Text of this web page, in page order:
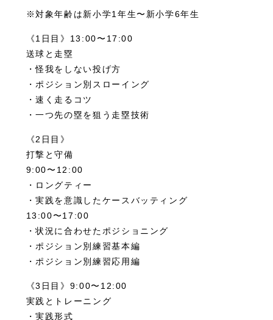
※対象年齢は新小学1年生〜新小学6年生
《1日目》13:00〜17:00
送球と走塁
・怪我をしない投げ方
・ポジション別スローイング
・速く走るコツ
・一つ先の塁を狙う走塁技術
《2日目》
打撃と守備
9:00〜12:00
・ロングティー
・実践を意識したケースバッティング
13:00〜17:00
・状況に合わせたポジショニング
・ポジション別練習基本編
・ポジション別練習応用編
《3日目》9:00〜12:00
実践とトレーニング
・実践形式